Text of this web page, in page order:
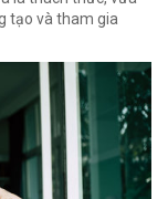
tạo và tham gia